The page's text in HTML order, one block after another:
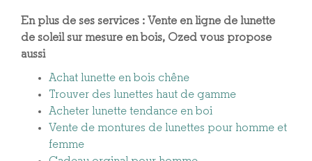
En plus de ses services : Vente en ligne de lunette
de soleil sur mesure en bois, Ozed vous propose
aussi
Achat lunette en bois chêne
Trouver des lunettes haut de gamme
Acheter lunette tendance en boi
Vente de montures de lunettes pour homme et
femme